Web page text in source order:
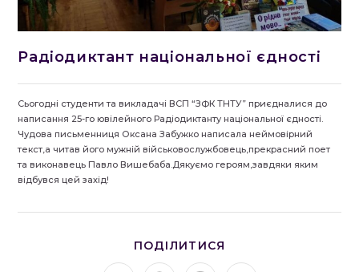
Радіодиктант національної єдності
Сьогодні студенти та викладачі ВСП “ЗФК ТНТУ” приєдналися до
написання 25-го ювілейного Радіодиктанту національної єдності.
Чудова письменниця Оксана Забужко написала неймовірний
текст,а читав його мужній військовослужбовець,прекрасний поет
та виконавець Павло Вишебаба.Дякуємо героям,завдяки яким
відбувся цей захід!
ПОДІЛИТИСЯ
ЦИМ